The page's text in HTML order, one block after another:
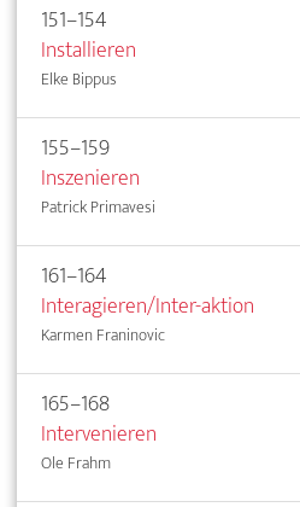
151–154
Installieren
Elke Bippus
155–159
Inszenieren
Patrick Primavesi
161–164
Interagieren/Inter-aktion
Karmen Franinovic
165–168
Intervenieren
Ole Frahm